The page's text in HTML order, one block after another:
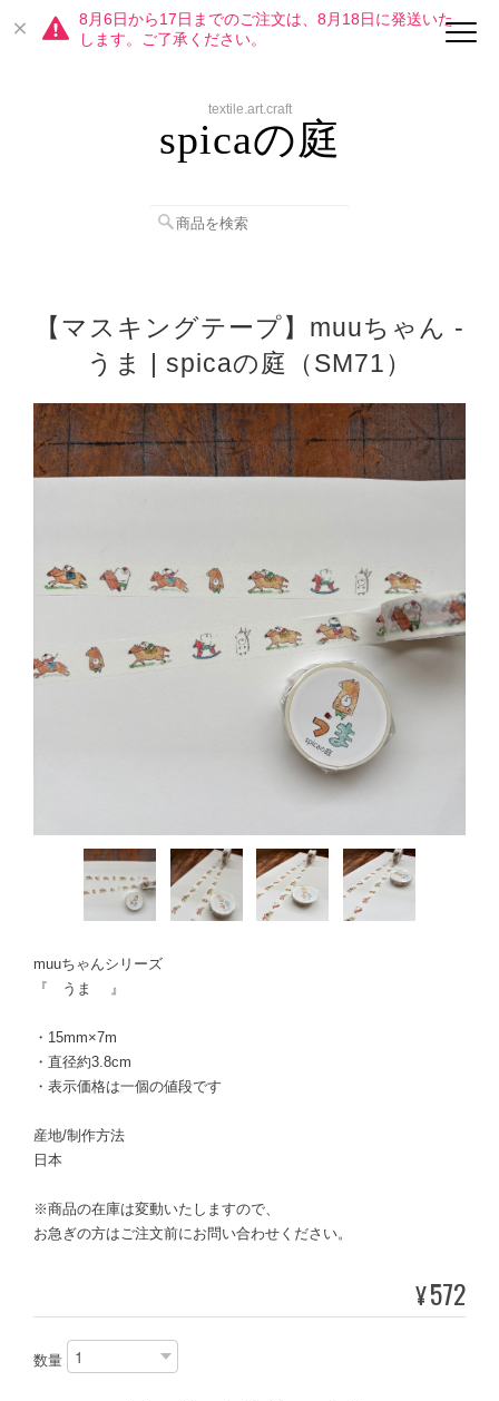
8月6日から17日までのご注文は、8月18日に発送いた
します。ご了承ください。
textile.art.craft
spicaの庭
【マスキングテープ】muuちゃん -
うま | spicaの庭（SM71）
muuちゃんシリーズ
『 うま 』
・15mm×7m
・直径約3.8cm
・表示価格は一個の値段です
産地/制作方法
日本
※商品の在庫は変動いたしますので、
お急ぎの方はご注文前にお問い合わせください。
¥572
数量